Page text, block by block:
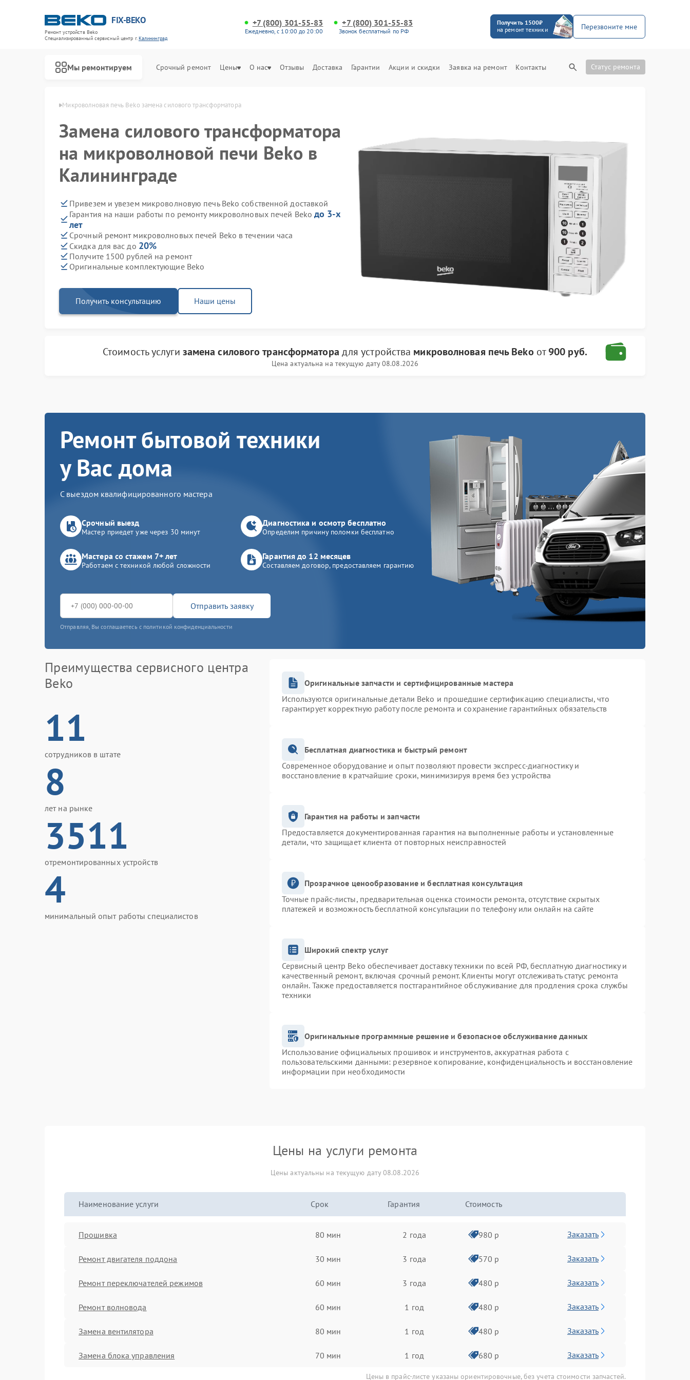
FIX-BEKO
Ремонт устройств Beko
Специализированный cервисный центр г.Калининград
+7 (800) 301-55-83
Ежедневно, с 10:00 до 20:00
+7 (800) 301-55-83
Звонок бесплатный по РФ
Получить 1500₽
на ремонт техники
Перезвоните мне
Мы ремонтируем Срочный ремонт Цены О нас Отзывы Доставка Гарантии Акции и скидки Заявка на ремонт Контакты Статус ремонта
в Калининграде Микроволновая печь Beko замена силового трансформатора
Замена силового трансформатора
на микроволновой печи Beko в
Калининграде
Привезем и увезем микроволновую печь Beko собственной доставкой
Гарантия на наши работы по ремонту микроволновых печей Beko до 3-х
лет
Срочный ремонт микроволновых печей Beko в течении часа
Скидка для вас до 20%
Получите 1500 рублей на ремонт
Оригинальные комплектующие Beko
Получить консультацию Наши цены
Стоимость услуги замена силового трансформатора для устройства микроволновая печь Beko от900 руб.
Цена актуальна на текущую дату 08.08.2026
Ремонт бытовой техники
у Вас дома
С выездом квалифицированного мастера
Срочный выезд
Мастер приедет уже через 30 минут
Диагностика и осмотр бесплатно
Определим причину поломки бесплатно
Мастера со стажем 7+ лет
Работаем с техникой любой сложности
Гарантия до 12 месяцев
Составляем договор, предоставляем гарантию
Отправить заявку
Отправляя, Вы соглашаетесь с политикой конфиденциальности
Преимущества сервисного центра
Beko
11
сотрудников в штате
8
лет на рынке
3511
отремонтированных устройств
4
минимальный опыт работы специалистов
Оригинальные запчасти и сертифицированные мастера
Используются оригинальные детали Beko и прошедшие сертификацию специалисты, что
гарантирует корректную работу после ремонта и сохранение гарантийных обязательств
Бесплатная диагностика и быстрый ремонт
Современное оборудование и опыт позволяют провести экспресс-диагностику и
восстановление в кратчайшие сроки, минимизируя время без устройства
Гарантия на работы и запчасти
Предоставляется документированная гарантия на выполненные работы и установленные
детали, что защищает клиента от повторных неисправностей
Прозрачное ценообразование и бесплатная консультация
Точные прайс-листы, предварительная оценка стоимости ремонта, отсутствие скрытых
платежей и возможность бесплатной консультации по телефону или онлайн на сайте
Широкий спектр услуг
Сервисный центр Beko обеспечивает доставку техники по всей РФ, бесплатную диагностику и
качественный ремонт, включая срочный ремонт. Клиенты могут отслеживать статус ремонта
онлайн. Также предоставляется постгарантийное обслуживание для продления срока службы
техники
Оригинальные программные решение и безопасное обслуживание данных
Использование официальных прошивок и инструментов, аккуратная работа с
пользовательскими данными: резервное копирование, конфиденциальность и восстановление
информации при необходимости
Цены на услуги ремонта
Цены актуальны на текущую дату 08.08.2026
Наименование услуги Срок Гарантия Стоимость
Прошивка 80 мин 2 года 980 р Заказать
Ремонт двигателя поддона 30 мин 3 года 570 р Заказать
Ремонт переключателей режимов 60 мин 3 года 480 р Заказать
Ремонт волновода 60 мин 1 год 480 р Заказать
Замена вентилятора 80 мин 1 год 480 р Заказать
Замена блока управления 70 мин 1 год 680 р Заказать
Цены в прайс-листе указаны ориентировочные, без учета стоимости запчастей.